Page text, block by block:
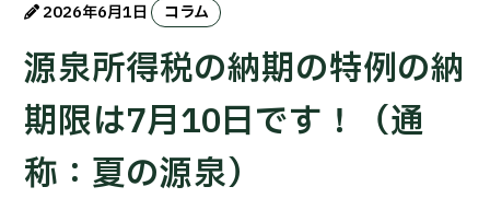
2026年6月1日 コラム
源泉所得税の納期の特例の納
期限は7月10日です！（通
称：夏の源泉）